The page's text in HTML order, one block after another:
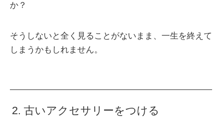
か？
そうしないと全く見ることがないまま、一生を終えて
しまうかもしれません。
2. 古いアクセサリーをつける